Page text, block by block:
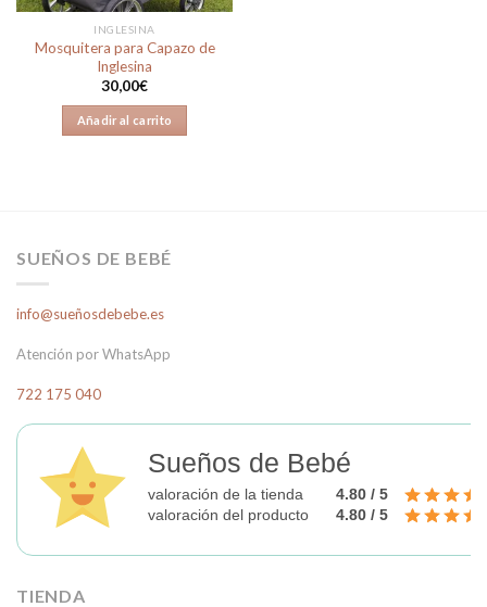
INGLESINA
Mosquitera para Capazo de
Inglesina
30,00€
Añadir al carrito
SUEÑOS DE BEBÉ
info@sueñosdebebe.es
Atención por WhatsApp
722 175 040
Sueños de Bebé
valoración de la tienda
4.80 / 5
valoración del producto
4.80 / 5
TIENDA